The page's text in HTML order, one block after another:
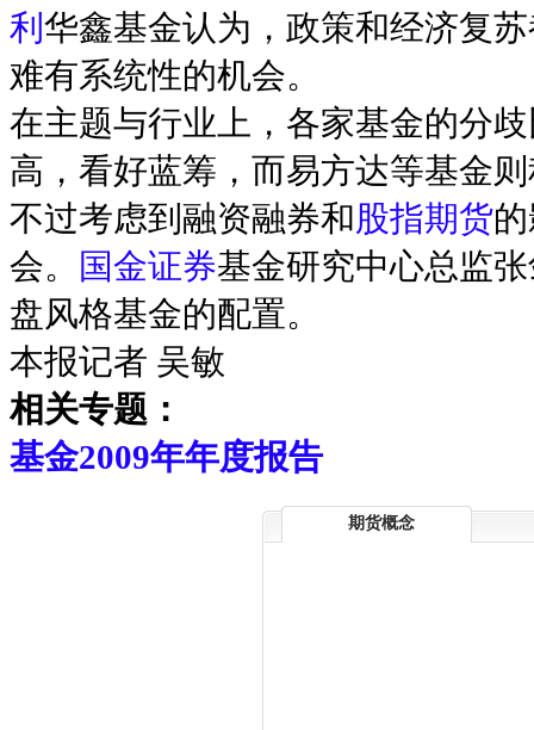
利 华鑫基金认为，政策和经济复
难有系统性的机会。
在主题与行业上，各家基金的分
高，看好蓝筹，而易方达等基金
不过考虑到融资融券和股指期货
会。
国金证券基金研究中心总监
盘风格基金的配置。
本报记者 吴敏
相关专题：
基金2009年年度报告
期货概念